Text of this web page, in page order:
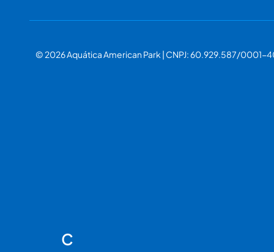
© 2026 Aquática American Park | CNPJ: 60.929.587/0001-
C